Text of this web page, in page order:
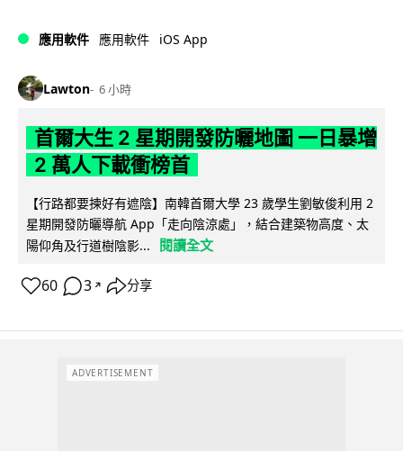
應用軟件 應用軟件 iOS App
Lawton 6 小時
首爾大生 2 星期開發防曬地圖 一日暴增
2 萬人下載衝榜首
【行路都要揀好有遮陰】南韓首爾大學 23 歲學生劉敏俊利用 2
星期開發防曬導航 App「走向陰涼處」，結合建築物高度、太
陽仰角及行道樹陰影...
閱讀全文
60 3 ↗ 分享
ADVERTISEMENT